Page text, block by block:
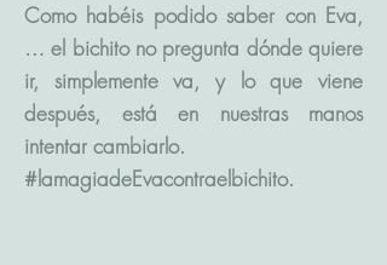
Como habéis podido saber con Eva,
… el bichito no pregunta dónde quiere
ir, simplemente va, y lo que viene
después, está en nuestras manos
intentar cambiarlo.
#lamagiadeEvacontraelbichito.